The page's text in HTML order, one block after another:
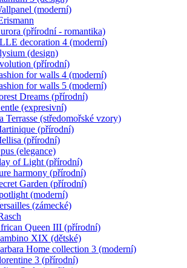
(moderní)
(přírodní - romantika)
decoration 4 (moderní)
(design)
(přírodní)
for walls 4 (moderní)
for walls 5 (moderní)
Dreams (přírodní)
(expresivní)
Terrasse (středomořské vzory)
(přírodní)
(přírodní)
(elegance)
of Light (přírodní)
harmony (přírodní)
Garden (přírodní)
(moderní)
(zámecké)
Queen III (přírodní)
XIX (dětské)
Home collection 3 (moderní)
3 (přírodní)